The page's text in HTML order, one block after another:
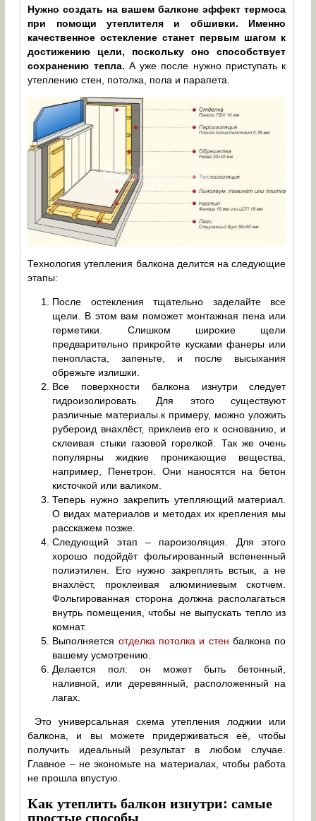
Нужно создать на вашем балконе эффект термоса
при помощи утеплителя и обшивки. Именно
качественное остекление станет первым шагом к
достижению цели, поскольку оно способствует
сохранению тепла. А уже после нужно приступать к
утеплению стен, потолка, пола и парапета.
Технология утепления балкона делится на следующие
этапы:
После остекления тщательно заделайте все
щели. В этом вам поможет монтажная пена или
герметики. Слишком широкие щели
предварительно прикройте кусками фанеры или
пенопласта, запеньте, и после высыхания
обрежьте излишки.
Все поверхности балкона изнутри следует
гидроизолировать. Для этого существуют
различные материалы.к примеру, можно уложить
рубероид внахлёст, приклеив его к основанию, и
склеивая стыки газовой горелкой. Так же очень
популярны жидкие проникающие вещества,
например, Пенетрон. Они наносятся на бетон
кисточкой или валиком.
Теперь нужно закрепить утепляющий материал.
О видах материалов и методах их крепления мы
расскажем позже.
Следующий этап – пароизоляция. Для этого
хорошо подойдёт фольгированный вспененный
полиэтилен. Его нужно закреплять встык, а не
внахлёст, проклеивая алюминиевым скотчем.
Фольгированная сторона должна располагаться
внутрь помещения, чтобы не выпускать тепло из
комнат.
Выполняется отделка потолка и стен балкона по
вашему усмотрению.
Делается пол: он может быть бетонный,
наливной, или деревянный, расположенный на
лагах.
Это универсальная схема утепления лоджии или
балкона, и вы можете придерживаться её, чтобы
получить идеальный результат в любом случае.
Главное – не экономьте на материалах, чтобы работа
не прошла впустую.
Как утеплить балкон изнутри: самые